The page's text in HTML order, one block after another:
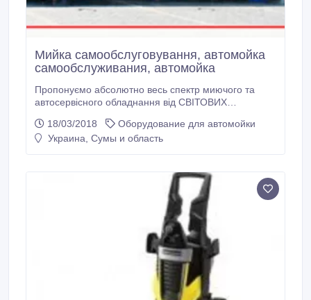
Мийка самообслуговування, автомойка
самообслуживания, автомойка
Пропонуємо абсолютно весь спектр миючого та
автосервісного обладнання від СВІТОВИХ
Доставка та навчання роботи на даному обладнанні.
Звертайтесь! Акційний сезон! Ви вирішили відкрити в
18/03/2018
Оборудование для автомойки
Украина, Сумы и область